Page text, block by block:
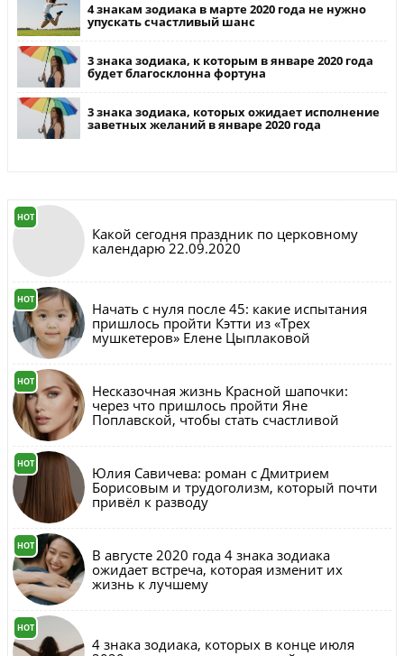
4 знакам зодиака в марте 2020 года не нужно
упускать счастливый шанс
3 знака зодиака, к которым в январе 2020 года
будет благосклонна фортуна
3 знака зодиака, которых ожидает исполнение
заветных желаний в январе 2020 года
HOT
Какой сегодня праздник по церковному
календарю 22.09.2020
HOT
Начать с нуля после 45: какие испытания
пришлось пройти Кэтти из «Трех
мушкетеров» Елене Цыплаковой
HOT
Несказочная жизнь Красной шапочки:
через что пришлось пройти Яне
Поплавской, чтобы стать счастливой
HOT
Юлия Савичева: роман с Дмитрием
Борисовым и трудоголизм, который почти
привёл к разводу
HOT
В августе 2020 года 4 знака зодиака
ожидает встреча, которая изменит их
жизнь к лучшему
HOT
4 знака зодиака, которых в конце июля